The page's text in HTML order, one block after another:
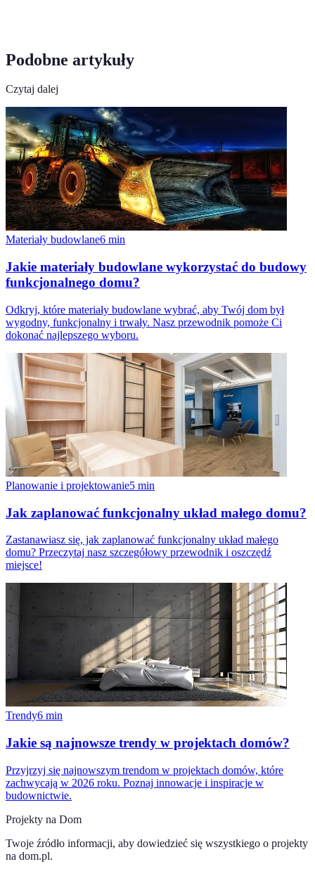
Podobne artykuły
Czytaj dalej
Materiały budowlane6 min
Jakie materiały budowlane wykorzystać do budowy
funkcjonalnego domu?
Odkryj, które materiały budowlane wybrać, aby Twój dom był
wygodny, funkcjonalny i trwały. Nasz przewodnik pomoże Ci
dokonać najlepszego wyboru.
Planowanie i projektowanie5 min
Jak zaplanować funkcjonalny układ małego domu?
Zastanawiasz się, jak zaplanować funkcjonalny układ małego
domu? Przeczytaj nasz szczegółowy przewodnik i oszczędź
miejsce!
Trendy6 min
Jakie są najnowsze trendy w projektach domów?
Przyjrzyj się najnowszym trendom w projektach domów, które
zachwycają w 2026 roku. Poznaj innowacje i inspiracje w
budownictwie.
Projekty na Dom
Twoje źródło informacji, aby dowiedzieć się wszystkiego o projekty
na dom.pl.